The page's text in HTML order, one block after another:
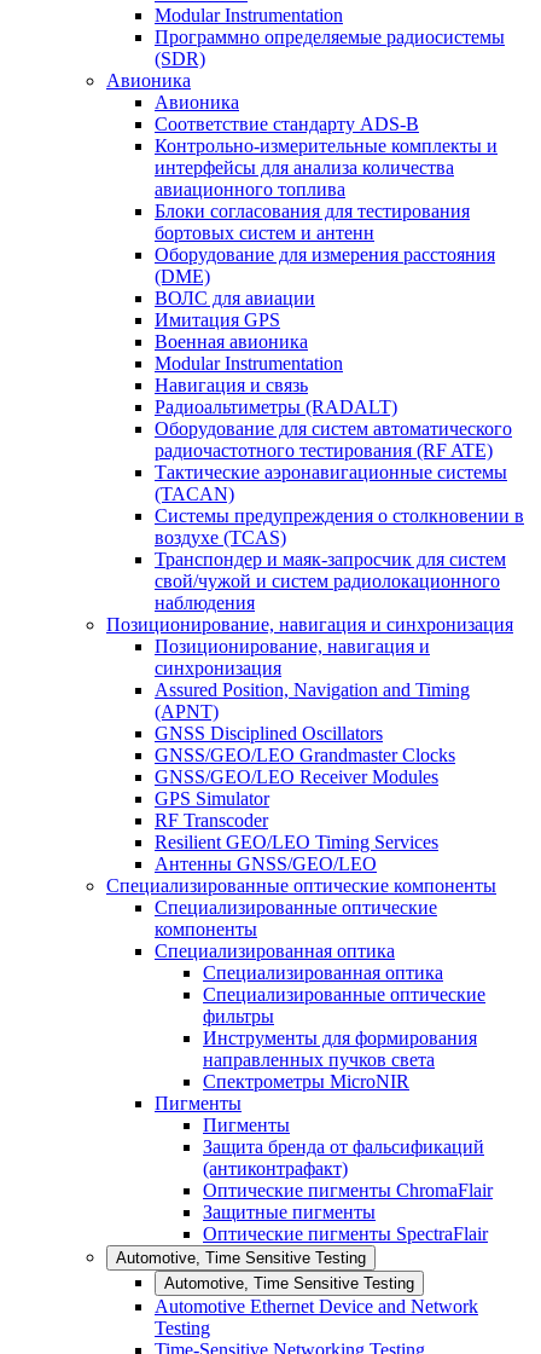
Modular Instrumentation
Программно определяемые радиосистемы
(SDR)
Авионика
Авионика
Соответствие стандарту ADS-B
Контрольно-измерительные комплекты и
интерфейсы для анализа количества
авиационного топлива
Блоки согласования для тестирования
бортовых систем и антенн
Оборудование для измерения расстояния
(DME)
ВОЛС для авиации
Имитация GPS
Военная авионика
Modular Instrumentation
Навигация и связь
Радиоальтиметры (RADALT)
Оборудование для систем автоматического
радиочастотного тестирования (RF ATE)
Тактические аэронавигационные системы
(TACAN)
Системы предупреждения о столкновении в
воздухе (TCAS)
Транспондер и маяк-запросчик для систем
свой/чужой и систем радиолокационного
наблюдения
Позиционирование, навигация и синхронизация
Позиционирование, навигация и
синхронизация
Assured Position, Navigation and Timing
(APNT)
GNSS Disciplined Oscillators
GNSS/GEO/LEO Grandmaster Clocks
GNSS/GEO/LEO Receiver Modules
GPS Simulator
RF Transcoder
Resilient GEO/LEO Timing Services
Антенны GNSS/GEO/LEO
Специализированные оптические компоненты
Специализированные оптические
компоненты
Специализированная оптика
Специализированная оптика
Специализированные оптические
фильтры
Инструменты для формирования
направленных пучков света
Спектрометры MicroNIR
Пигменты
Пигменты
Защита бренда от фальсификаций
(антиконтрафакт)
Оптические пигменты ChromaFlair
Защитные пигменты
Оптические пигменты SpectraFlair
Automotive, Time Sensitive Testing
Automotive, Time Sensitive Testing
Automotive Ethernet Device and Network
Testing